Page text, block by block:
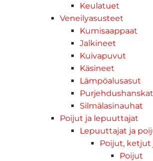
Keulatuet
Veneilyasusteet
Kumisaappaat
Jalkineet
Kuivapuvut
Käsineet
Lämpöalusasut
Purjehdushanskat
Silmälasinauhat
Poijut ja lepuuttajat
Lepuuttajat ja
Poijut, ketjut
Poijut